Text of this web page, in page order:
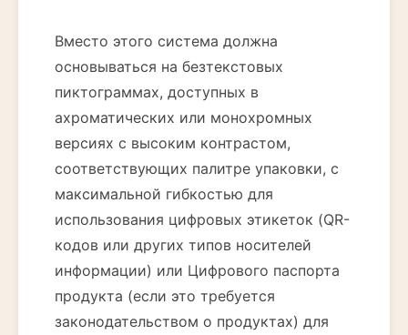
Вместо этого система должна
основываться на безтекстовых
пиктограммах, доступных в
ахроматических или монохромных
версиях с высоким контрастом,
соответствующих палитре упаковки, с
максимальной гибкостью для
использования цифровых этикеток (QR-
кодов или других типов носителей
информации) или Цифрового паспорта
продукта (если это требуется
законодательством о продуктах) для